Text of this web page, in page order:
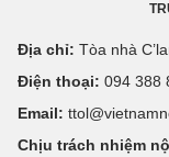
Địa chỉ: Tòa nhà
Điện thoại: 094 388
Email:
Chịu trách nhiệm